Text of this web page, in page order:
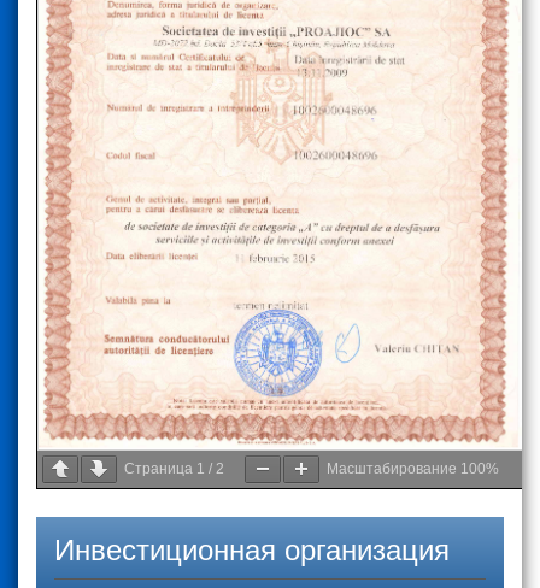
Страница 1 / 2 Масштабирование 100%
Инвестиционная организация